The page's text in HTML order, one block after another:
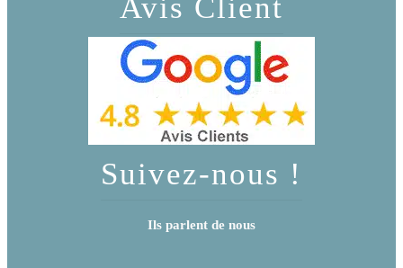
Suivez-nous !
Ils parlent de nous